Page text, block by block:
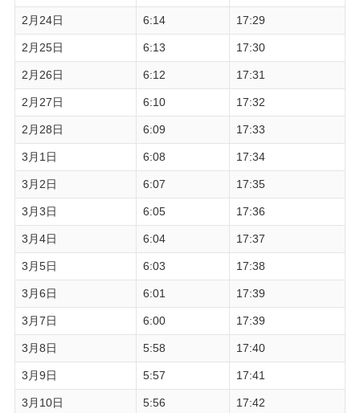
2月24日 6:14 17:29
2月25日 6:13 17:30
2月26日 6:12 17:31
2月27日 6:10 17:32
2月28日 6:09 17:33
3月1日 6:08 17:34
3月2日 6:07 17:35
3月3日 6:05 17:36
3月4日 6:04 17:37
3月5日 6:03 17:38
3月6日 6:01 17:39
3月7日 6:00 17:39
3月8日 5:58 17:40
3月9日 5:57 17:41
3月10日 5:56 17:42